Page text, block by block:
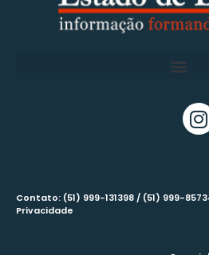
Contato: (51) 999-131398 / (51) 999-
Privacidade